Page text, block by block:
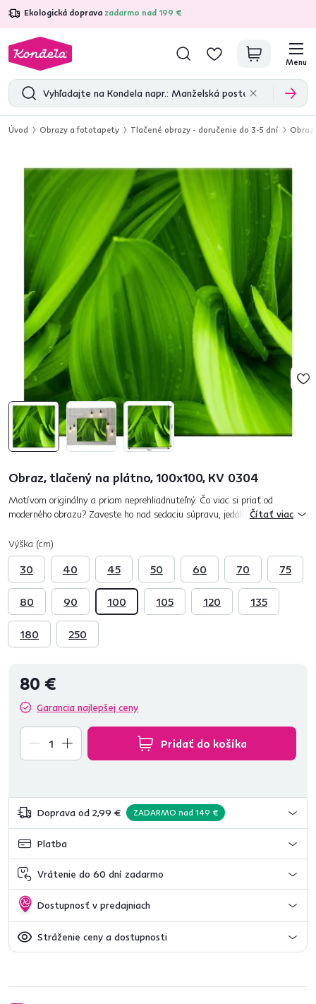
Ekologická doprava zadarmo nad 199 €
4,7 31 333overených produktových recenzií
Menu
Úvod Obrazy a fototapety Tlačené obrazy - doručenie do 3-5 dní
Obraz, tlačený na plátno, 100x100, KV 0304
Motívom originálny a priam neprehliadnuteľný. Čo viac si priať od
moderného obrazu? Zaveste ho nad sedaciu súpravu, jedálenský stôl,
Čítať viac
Výška (cm)
30 40 45 50 60 70 75
80 90 100 105 120 135
180 250
80 €
Garancia najlepšej ceny
Pridať do košíka
Doprava od 2,99 € ZADARMO nad 149 €
Platba
Vrátenie do 60 dní zadarmo
Dostupnosť v predajniach
Stráženie ceny a dostupnosti